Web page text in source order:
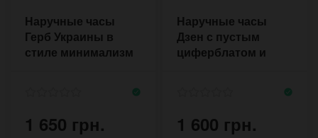
Наручные часы
Герб Украины в
стиле минимализм
1 650 грн.
Наручные часы
Дзен с пустым
циферблатом и
1 600 грн.